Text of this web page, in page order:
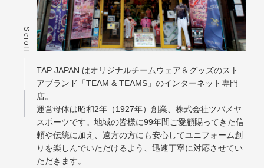
Scroll
TAP JAPAN はオリジナルチームウェア＆グッズのスト
アブランド「TEAM & TEAMS」のインターネット専門
店。
運営母体は昭和2年（1927年）創業、株式会社ツバメヤ
スポーツです。地域の皆様に99年間ご愛顧賜ってきた信
頼や伝統に加え、遠方の方にも安心してユニフォーム創
りを楽しんでいただけるよう、迅速丁寧に対応させてい
ただきます。